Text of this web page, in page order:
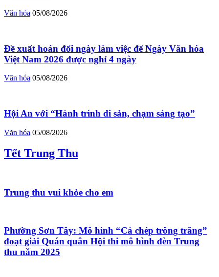
Văn hóa 05/08/2026
Đề xuất hoán đổi ngày làm việc để Ngày Văn hóa
Việt Nam 2026 được nghỉ 4 ngày
Văn hóa 05/08/2026
Hội An với “Hành trình di sản, chạm sáng tạo”
Văn hóa 05/08/2026
Tết Trung Thu
Trung thu vui khỏe cho em
Phường Sơn Tây: Mô hình “Cá chép trông trăng”
đoạt giải Quán quân Hội thi mô hình đèn Trung
thu năm 2025